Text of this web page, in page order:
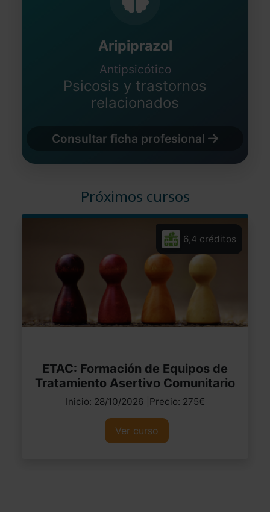
Aripiprazol
Antipsicótico
Psicosis y trastornos
relacionados
Consultar ficha profesional
Próximos cursos
6,4 créditos
ETAC: Formación de Equipos de
Tratamiento Asertivo Comunitario
Inicio: 28/10/2026 |Precio: 275€
Ver curso